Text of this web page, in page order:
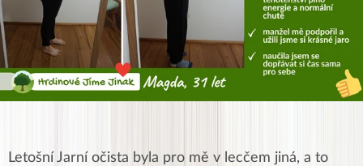
Letošní Jarní očista byla pro mě v lecčem jiná, a to